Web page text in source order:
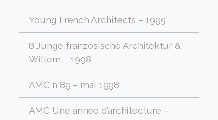
Young French Architects – 1999
8 Junge französische Architektur &
Willem – 1998
AMC n°89 – mai 1998
AMC Une année d’architecture –